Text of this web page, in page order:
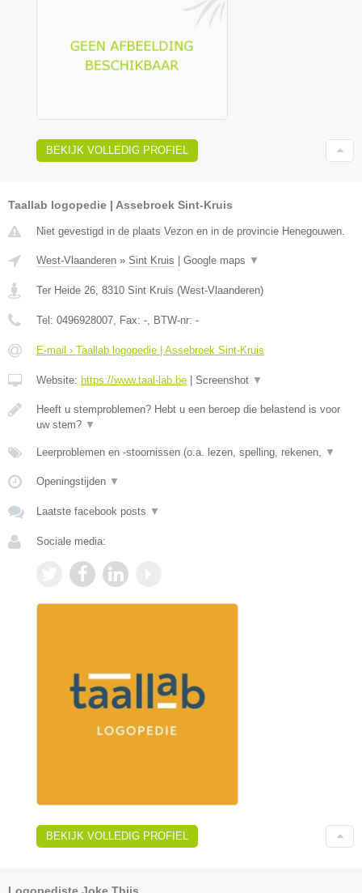
BEKIJK VOLLEDIG PROFIEL
Taallab logopedie | Assebroek Sint-Kruis
Niet gevestigd in de plaats Vezon en in de provincie Henegouwen.
West-Vlaanderen » Sint Kruis | Google maps ▼
Ter Heide 26 8310 Sint Kruis (West-Vlaanderen)
Tel: 0496928007 , Fax: - , BTW-nr: -
E-mail › Taallab logopedie | Assebroek Sint-Kruis
Website: https://www.taal-lab.be | Screenshot ▼
Heeft u stemproblemen? Hebt u een beroep die belastend is voor
uw stem? ▼
Leerproblemen en -stoornissen (o.a. lezen, spelling, rekenen, ▼
Openingstijden ▼
Laatste facebook posts ▼
Sociale media:
BEKIJK VOLLEDIG PROFIEL
Logopediste Joke Thijs